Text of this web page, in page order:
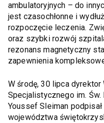
ambulatoryjnych – do
jest czasochłonne i
rozpoczęcie leczenia.
oraz szybki rozwój
rezonans magnetyczny
zapewnienia
W środę, 30 lipca
Specjalistycznego im. Św.
Youssef Sleiman
województwa